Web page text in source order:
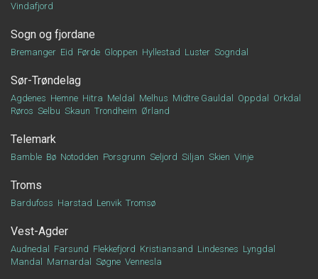
Vindafjord
Sogn og fjordane
Bremanger Eid Førde Gloppen Hyllestad Luster Sogndal
Sør-Trøndelag
Agdenes Hemne Hitra Meldal Melhus Midtre Gauldal Oppdal
Orkdal
Røros Selbu Skaun Trondheim Ørland
Telemark
Bamble Bø Notodden Porsgrunn Seljord Siljan Skien Vinje
Troms
Bardufoss Harstad Lenvik Tromsø
Vest-Agder
Audnedal Farsund Flekkefjord Kristiansand Lindesnes Lyngdal
Mandal
Marnardal Søgne Vennesla